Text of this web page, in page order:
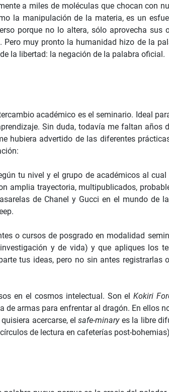
a miles de moléculas que chocan con
la manipulación de la materia, es un
porque no lo altera, sólo aprovecha
muy pronto la humanidad hizo de la
la libertad: la negación de la palabra oficial.
académico es el seminario. Ideal
Sin duda, todavía me faltan años
hubiera advertido de las diferentes
tu nivel y el grupo de académicos al
amplia trayectoria, multipublicados,
de Chanel y Gucci en el mundo de
o cursos de posgrado en modalidad
y de vida) y que apliques los
tus ideas, pero no sin antes
en el cosmos intelectual. Son elKokiri
de armas para enfrentar al dragón. En ellos
acercarse, elsafe-minary es la libre
de lectura en cafeterías post-